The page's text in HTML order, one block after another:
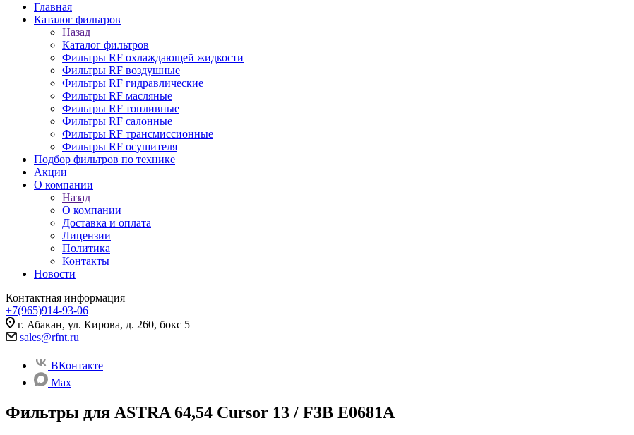
Главная
Каталог фильтров
Назад
Каталог фильтров
Фильтры RF охлаждающей жидкости
Фильтры RF воздушные
Фильтры RF гидравлические
Фильтры RF масляные
Фильтры RF топливные
Фильтры RF салонные
Фильтры RF трансмиссионные
Фильтры RF осушителя
Подбор фильтров по технике
Акции
О компании
Назад
О компании
Доставка и оплата
Лицензии
Политика
Контакты
Новости
Контактная информация
+7(965)914-93-06
г. Абакан, ул. Кирова, д. 260, бокс 5
sales@rfnt.ru
ВКонтакте
Max
Фильтры для ASTRA 64,54 Cursor 13 / F3B E0681A